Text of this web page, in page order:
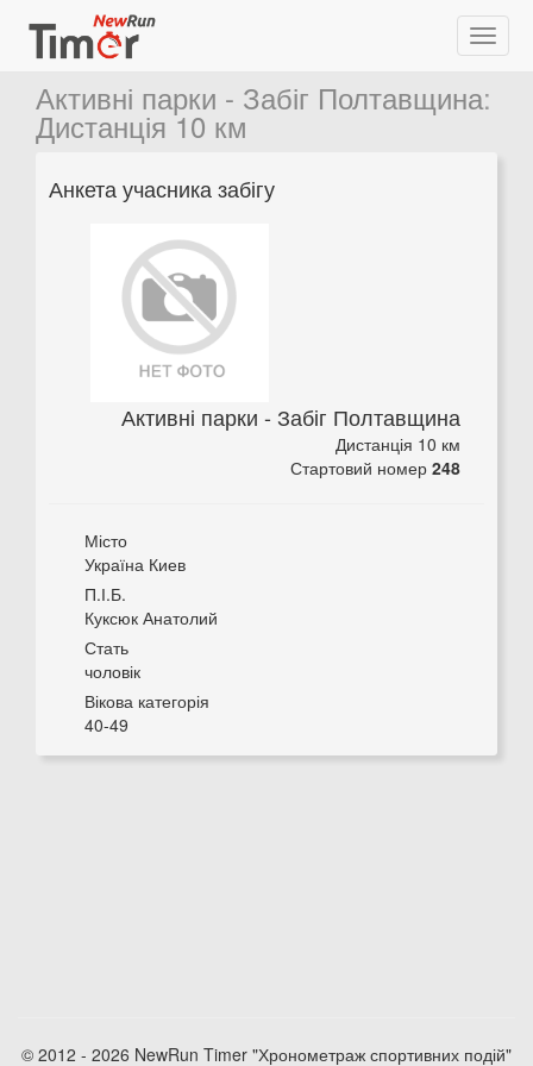
Активні парки - Забіг Полтавщина:
Дистанція 10 км
Анкета учасника забігу
Активні парки - Забіг Полтавщина
Дистанція 10 км
Стартовий номер 248
Місто
Україна Киев
П.І.Б.
Куксюк Анатолий
Стать
чоловік
Вікова категорія
40-49
© 2012 - 2026 NewRun Timer "Хронометраж спортивних подій"